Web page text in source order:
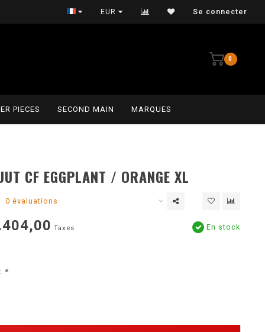
Persoonlijke service
EUR Se connecter
0
PIECES SECOND MAIN MARQUES
CF EGGPLANT / ORANGE XL
0 évaluations
Taxes
En stock
*